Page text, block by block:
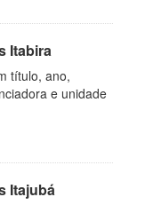
Itabira
título, ano,
e unidade
Itajubá